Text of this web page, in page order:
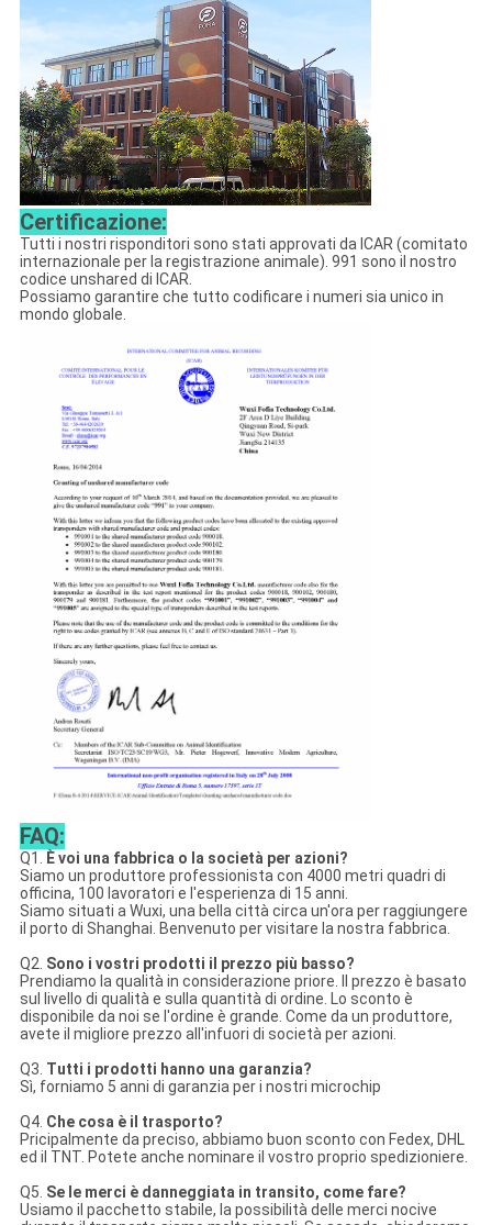
Certificazione:
Tutti i nostri risponditori sono stati approvati da ICAR (comitato
internazionale per la registrazione animale). 991 sono il nostro
codice unshared di ICAR.
Possiamo garantire che tutto codificare i numeri sia unico in
mondo globale.
FAQ:
Q1.
È voi una fabbrica o la società per azioni?
Siamo un produttore professionista con 4000 metri quadri di
officina, 100 lavoratori e l'esperienza di 15 anni.
Siamo situati a Wuxi, una bella città circa un'ora per raggiungere
il porto di Shanghai. Benvenuto per visitare la nostra fabbrica.
Q2. Sono i vostri prodotti il prezzo più basso?
Prendiamo la qualità in considerazione priore. Il prezzo è basato
sul livello di qualità e sulla quantità di ordine. Lo sconto è
disponibile da noi se l'ordine è grande. Come da un produttore,
avete il migliore prezzo all'infuori di società per azioni.
Q3. Tutti i prodotti hanno una garanzia?
Sì, forniamo 5 anni di garanzia per i nostri microchip
Q4. Che cosa è il trasporto?
Pricipalmente da preciso, abbiamo buon sconto con Fedex, DHL
ed il TNT. Potete anche nominare il vostro proprio spedizioniere.
Q5. Se le merci è danneggiata in transito, come fare?
Usiamo il pacchetto stabile, la possibilità delle merci nocive